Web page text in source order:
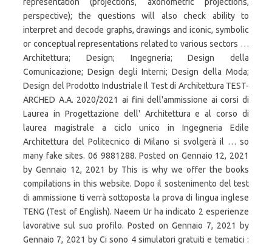
perspective); the questions will also check ability to
interpret and decode graphs, drawings and iconic, symbolic
or conceptual representations related to various sectors …
Architettura; Design; Ingegneria; Design della
Comunicazione; Design degli Interni; Design della Moda;
Design del Prodotto Industriale Il Test di Architettura TEST-
ARCHED A.A. 2020/2021 ai fini dell'ammissione ai corsi di
Laurea in Progettazione dell' Architettura e al corso di
laurea magistrale a ciclo unico in Ingegneria Edile
Architettura del Politecnico di Milano si svolgerà il … so
many fake sites. 06 9881288. Posted on Gennaio 12, 2021
by Gennaio 12, 2021 by This is why we offer the books
compilations in this website. Dopo il sostenimento del test
di ammissione ti verrà sottoposta la prova di lingua inglese
TENG (Test of English). Naeem Ur ha indicato 2 esperienze
lavorative sul suo profilo. Posted on Gennaio 7, 2021 by
Gennaio 7, 2021 by Ci sono 4 simulatori gratuiti e tematici :